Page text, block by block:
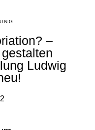
–
Ludwig